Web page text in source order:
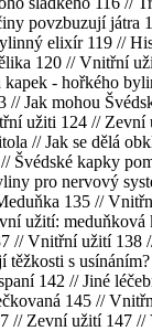
povzbuzují játra
elixír 119 //
120 // Vnitřní
kapek - hořkého
// Jak mohou
užiti 124 // Zevní
// Jak se dělá
Švédské kapky
pro nervový
135 //
užití: meduňková
// Vnitřní užití 138
těžkosti s
142 // Jiné
145 //
// Zevní užití 147